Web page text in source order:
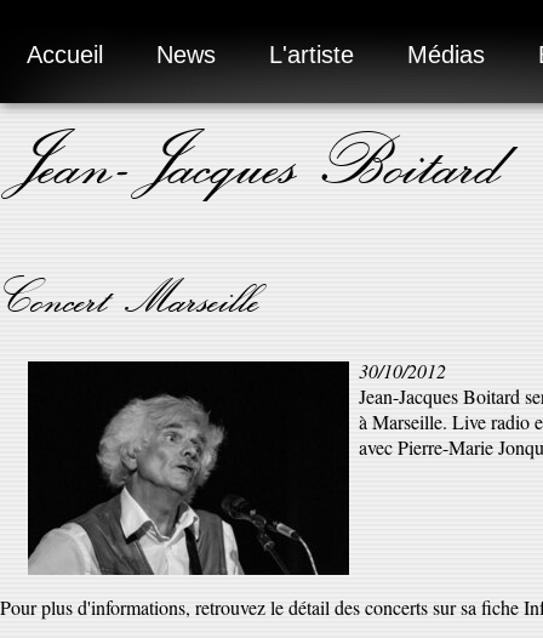
Accueil News L'artiste Médias
Jean-Jacques Boitard
Concert Marseille
30/10/2012
Jean-Jacques Boitard
à Marseille. Live radio
avec Pierre-Marie
Pour plus d'informations, retrouvez le détail des concerts sur sa fiche